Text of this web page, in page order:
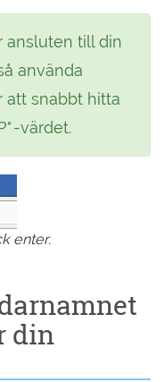
ansluten till din
använda
att snabbt hitta
-värdet.
enter.
din